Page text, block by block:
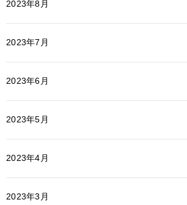
2023年8月
2023年7月
2023年6月
2023年5月
2023年4月
2023年3月